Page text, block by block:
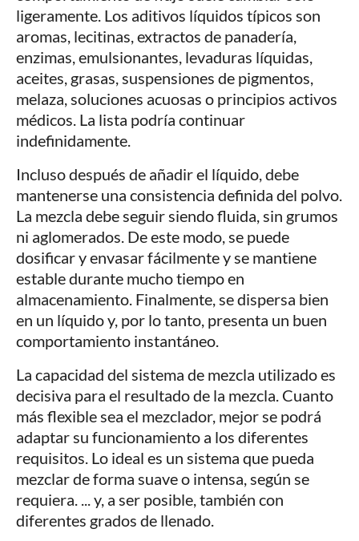
ligeramente. Los aditivos líquidos típicos son
aromas, lecitinas, extractos de panadería,
enzimas, emulsionantes, levaduras líquidas,
aceites, grasas, suspensiones de pigmentos,
melaza, soluciones acuosas o principios activos
médicos. La lista podría continuar
indefinidamente.
Incluso después de añadir el líquido, debe
mantenerse una consistencia definida del polvo.
La mezcla debe seguir siendo fluida, sin grumos
ni aglomerados. De este modo, se puede
dosificar y envasar fácilmente y se mantiene
estable durante mucho tiempo en
almacenamiento. Finalmente, se dispersa bien
en un líquido y, por lo tanto, presenta un buen
comportamiento instantáneo.
La capacidad del sistema de mezcla utilizado es
decisiva para el resultado de la mezcla. Cuanto
más flexible sea el mezclador, mejor se podrá
adaptar su funcionamiento a los diferentes
requisitos. Lo ideal es un sistema que pueda
mezclar de forma suave o intensa, según se
requiera. ... y, a ser posible, también con
diferentes grados de llenado.